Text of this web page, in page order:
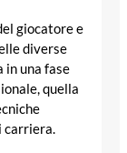
giocatore e
diverse
in una fase
quella
carriera.